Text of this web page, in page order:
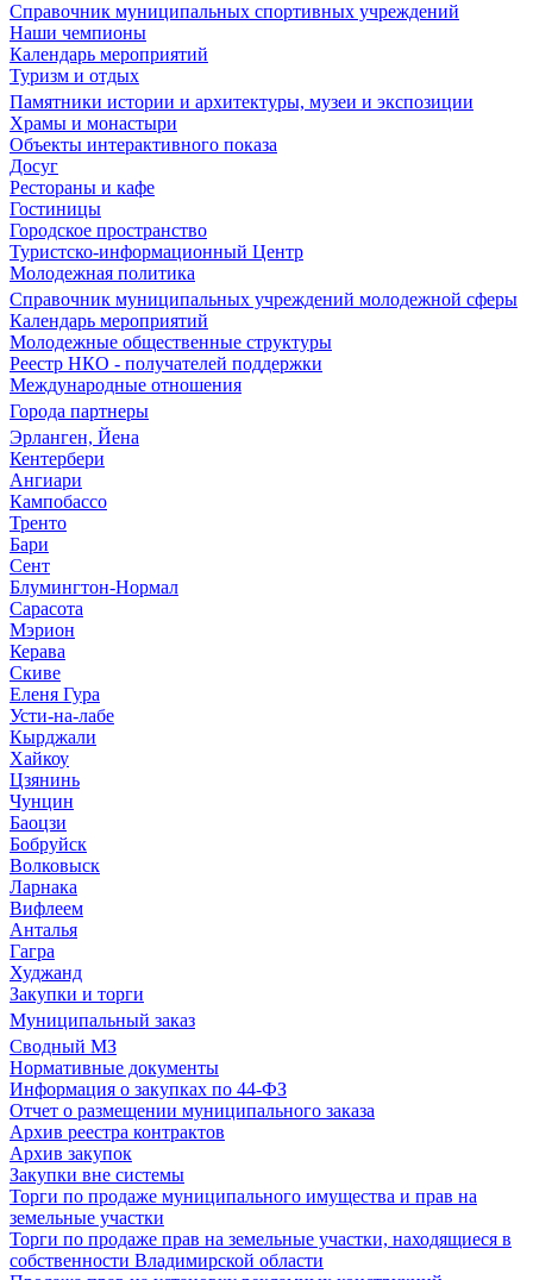
Справочник муниципальных спортивных учреждений
Наши чемпионы
Календарь мероприятий
Туризм и отдых
Памятники истории и архитектуры, музеи и экспозиции
Храмы и монастыри
Объекты интерактивного показа
Досуг
Рестораны и кафе
Гостиницы
Городское пространство
Туристско-информационный Центр
Молодежная политика
Справочник муниципальных учреждений молодежной сферы
Календарь мероприятий
Молодежные общественные структуры
Реестр НКО - получателей поддержки
Международные отношения
Города партнеры
Эрланген, Йена
Кентербери
Ангиари
Кампобассо
Тренто
Бари
Сент
Блумингтон-Нормал
Сарасота
Мэрион
Керава
Скиве
Еленя Гура
Усти-на-лабе
Кырджали
Хайкоу
Цзянинь
Чунцин
Баоцзи
Бобруйск
Волковыск
Ларнака
Вифлеем
Анталья
Гагра
Худжанд
Закупки и торги
Муниципальный заказ
Сводный МЗ
Нормативные документы
Информация о закупках по 44-ФЗ
Отчет о размещении муниципального заказа
Архив реестра контрактов
Архив закупок
Закупки вне системы
Торги по продаже муниципального имущества и прав на
земельные участки
Торги по продаже прав на земельные участки, находящиеся в
собственности Владимирской области